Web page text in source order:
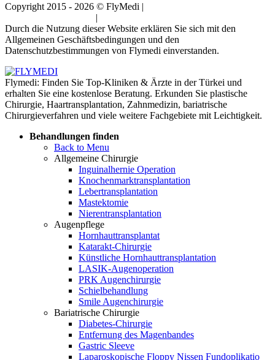
Copyright 2015 - 2026 © FlyMedi |
|
Durch die Nutzung dieser Website erklären Sie sich mit den
Allgemeinen Geschäftsbedingungen und den
Datenschutzbestimmungen von Flymedi einverstanden.
Flymedi: Finden Sie Top-Kliniken & Ärzte in der Türkei und
erhalten Sie eine kostenlose Beratung. Erkunden Sie plastische
Chirurgie, Haartransplantation, Zahnmedizin, bariatrische
Chirurgieverfahren und viele weitere Fachgebiete mit Leichtigkeit.
Behandlungen finden
Back to Menu
Allgemeine Chirurgie
Inguinalhernie Operation
Knochenmarktransplantation
Lebertransplantation
Mastektomie
Nierentransplantation
Augenpflege
Hornhauttransplantat
Katarakt-Chirurgie
Künstliche Hornhauttransplantation
LASIK-Augenoperation
PRK Augenchirurgie
Schielbehandlung
Smile Augenchirurgie
Bariatrische Chirurgie
Diabetes-Chirurgie
Entfernung des Magenbandes
Gastric Sleeve
Laparoskopische Floppy Nissen Fundoplikatio